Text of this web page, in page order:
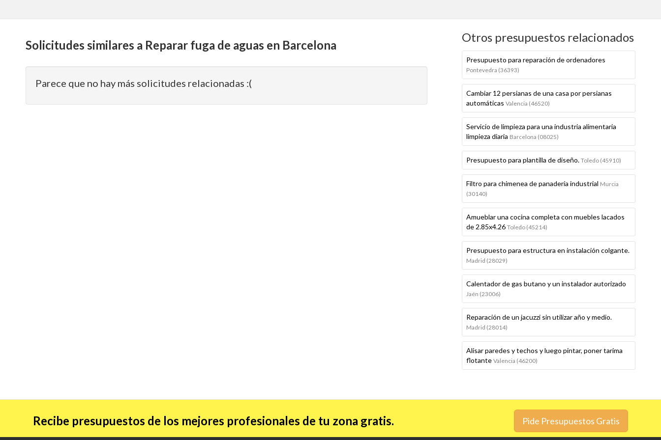
Solicitudes similares a Reparar fuga de aguas en Barcelona
Parece que no hay más solicitudes relacionadas :(
Otros presupuestos relacionados
Presupuesto para reparación de ordenadores
Pontevedra (36393)
Cambiar 12 persianas de una casa por persianas
automáticas Valencia (46520)
Servicio de limpieza para una industria alimentaria
limpieza diaria Barcelona (08025)
Presupuesto para plantilla de diseño. Toledo (45910)
Filtro para chimenea de panadería industrial Murcia
(30140)
Amueblar una cocina completa con muebles lacados
de 2.85x4.26 Toledo (45214)
Presupuesto para estructura en instalación colgante.
Madrid (28029)
Calentador de gas butano y un instalador autorizado
Jaén (23006)
Reparación de un jacuzzi sin utilizar año y medio.
Madrid (28014)
Alisar paredes y techos y luego pintar, poner tarima
flotante Valencia (46200)
Recibe presupuestos de los mejores profesionales de tu zona gratis. Pide Presupuestos Gratis